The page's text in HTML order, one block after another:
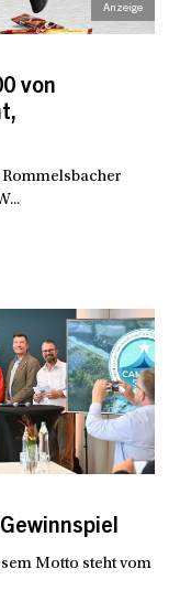
von
Motto steht vom